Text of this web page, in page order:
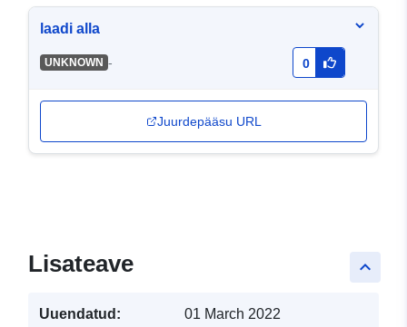
laadi alla
UNKNOWN - 0
Juurdepääsu URL
keyboard_arrow_up
Lisateave
Uuendatud: 01 March 2022